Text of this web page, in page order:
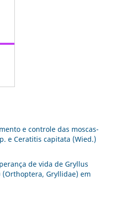
e controle das moscas-
e Ceratitis capitata (Wied.)
de vida de Gryllus
Gryllidae) em